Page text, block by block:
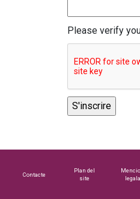
Please verify
Contacte
Plan del
site